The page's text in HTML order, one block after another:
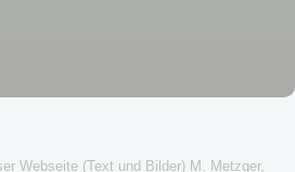
Webseite (Text und Bilder) M. Metzger,